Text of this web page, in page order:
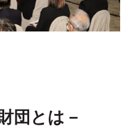
団とは－